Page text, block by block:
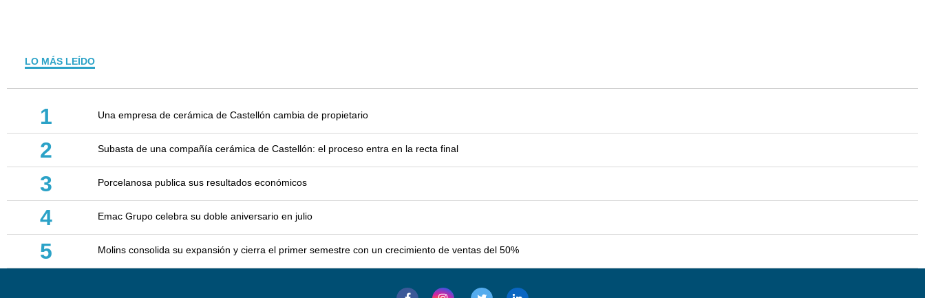
LO MÁS LEÍDO
1 Una empresa de cerámica de Castellón cambia de propietario
2 Subasta de una compañía cerámica de Castellón: el proceso entra en la recta final
3 Porcelanosa publica sus resultados económicos
4 Emac Grupo celebra su doble aniversario en julio
5 Molins consolida su expansión y cierra el primer semestre con un crecimiento de ventas del 50%